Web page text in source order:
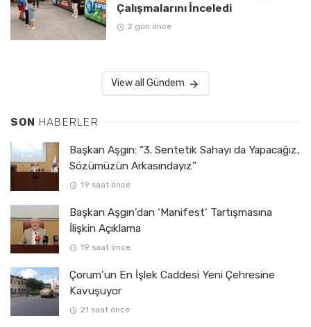
Çalışmalarını İnceledi
2 gün önce
View all Gündem
SON HABERLER
Başkan Aşgın: “3. Sentetik Sahayı da Yapacağız,
Sözümüzün Arkasındayız”
19 saat önce
Başkan Aşgın’dan ‘Manifest’ Tartışmasına
İlişkin Açıklama
19 saat önce
Çorum’un En İşlek Caddesi Yeni Çehresine
Kavuşuyor
21 saat önce